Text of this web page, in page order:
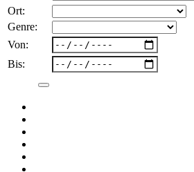
Ort:
Genre:
Von:
Bis: